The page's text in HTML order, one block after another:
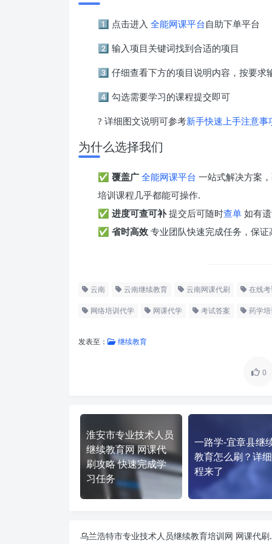
1️⃣ 点击进入 全能网课平台自助下单平台
2️⃣ 输入项目关键词找到合适的项目
3️⃣ 仔细查看下方的项目说明内容，按要
4️⃣ 勾选需要学习的课程提交即可
? 详细图文说明可参考新手快速上手注意事
为什么选择我们
✅ 覆盖广 全能网课平台 一站式解决方案
培训课程几乎都能可操作.
✅ 进度可查可补提交后可随时查单 如有
✅ 省时高效 专业团队快速完成任务，保
云南 云南继续教育 云南网课代刷 在线
网络培训代学 网课代学 考试答案 药学
发表至： 继续教育
0
淮安市专业技术人员
继续教育网 网课代
刷攻略 快速完成学
习任务
一路学-宜章县继
教育怎么刷？详
程来了
乌兰浩特市专